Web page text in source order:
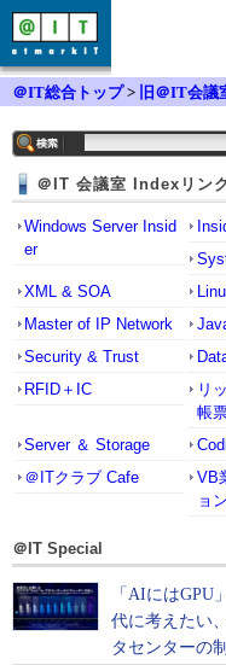
＠IT総合トップ> 旧＠IT会議
＠IT 会議室 Indexリン
Windows Server Insid
er
XML & SOA
Master of IP Network
Security & Trust
RFID＋IC
リ
帳
Server ＆ Storage
＠ITクラブ Cafe
VB
ョ
＠IT Special